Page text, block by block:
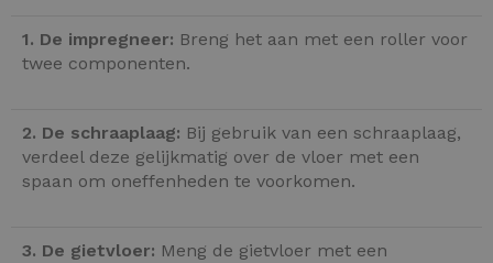
1. De impregneer: Breng het aan met een roller voor
twee componenten.
2. De schraaplaag: Bij gebruik van een schraaplaag,
verdeel deze gelijkmatig over de vloer met een
spaan om oneffenheden te voorkomen.
3. De gietvloer: Meng de gietvloer met een